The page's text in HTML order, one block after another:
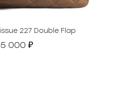
227 Double Flap
000 ₽